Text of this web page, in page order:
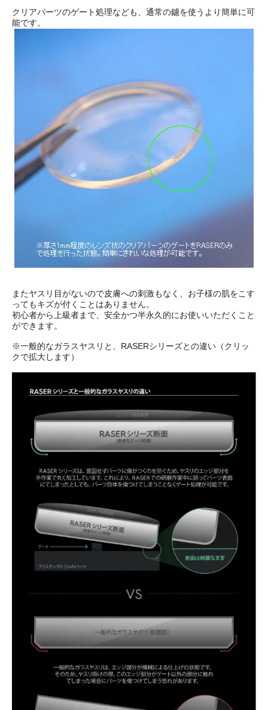
クリアパーツのゲート処理なども、通常の鑢を使うより簡単に可
能です。
またヤスリ目がないので皮膚への刺激もなく、お子様の肌をこす
ってもキズが付くことはありません。
初心者から上級者まで、安全かつ半永久的にお使いいただくこと
ができます。
※一般的なガラスヤスリと、RASERシリーズとの違い（クリッ
クで拡大します）